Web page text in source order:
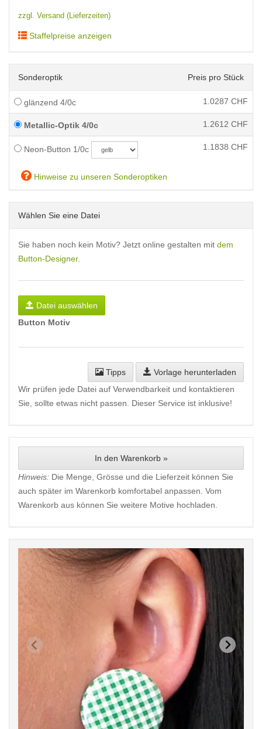
zzgl. Versand (Lieferzeiten)
Staffelpreise anzeigen
Sonderoptik Preis pro Stück
glänzend 4/0c 1.0287 CHF
Metallic-Optik 4/0c 1.2612 CHF
Neon-Button 1/0c 1.1838 CHF
Hinweise zu unseren Sonderoptiken
Wählen Sie eine Datei
Sie haben noch kein Motiv? Jetzt online gestalten mit dem
Button-Designer.
Datei auswählen
Button Motiv
Tipps
Vorlage herunterladen
Wir prüfen jede Datei auf Verwendbarkeit und kontaktieren
Sie, sollte etwas nicht passen. Dieser Service ist inklusive!
In den Warenkorb »
Hinweis: Die Menge, Grösse und die Lieferzeit können Sie
auch später im Warenkorb komfortabel anpassen. Vom
Warenkorb aus können Sie weitere Motive hochladen.